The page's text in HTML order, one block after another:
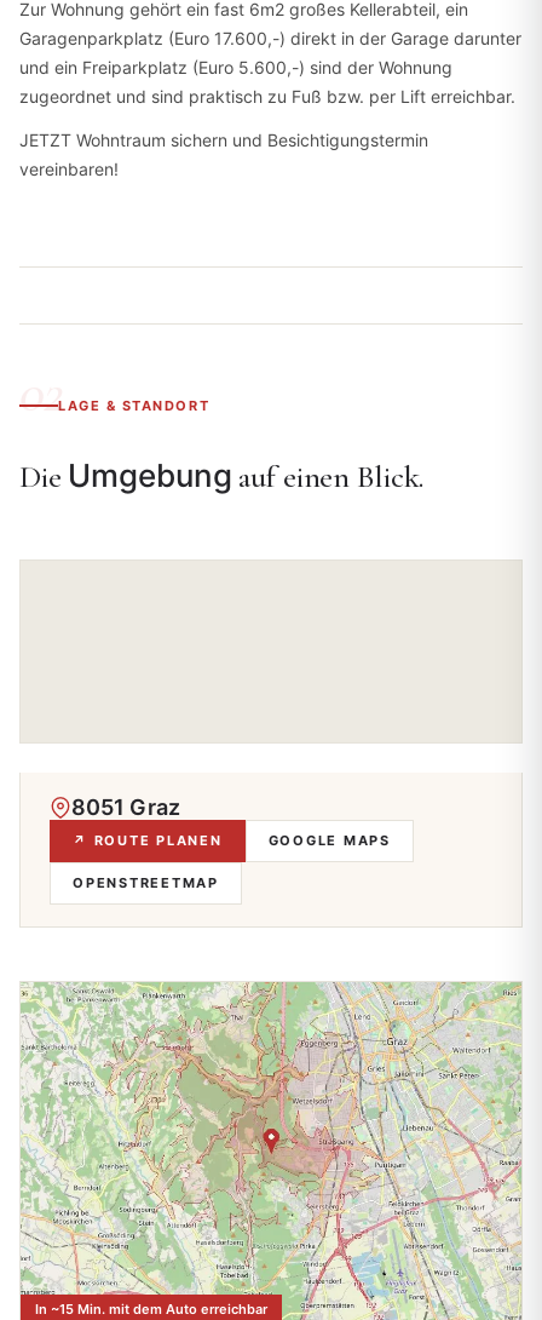
Zur Wohnung gehört ein fast 6m2 großes Kellerabteil, ein
Garagenparkplatz (Euro 17.600,-) direkt in der Garage darunter
und ein Freiparkplatz (Euro 5.600,-) sind der Wohnung
zugeordnet und sind praktisch zu Fuß bzw. per Lift erreichbar.
JETZT Wohntraum sichern und Besichtigungstermin
vereinbaren!
LAGE & STANDORT
Die Umgebung auf einen Blick.
8051 Graz
↗ ROUTE PLANEN GOOGLE MAPS
OPENSTREETMAP
In ~15 Min. mit dem Auto erreichbar